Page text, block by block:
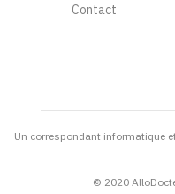
Contact
Un correspondant informatique
© 2020